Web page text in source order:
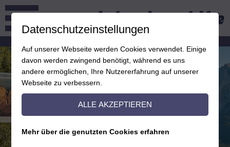
Datenschutzeinstellungen
Auf unserer Webseite werden Cookies verwendet. Einige
davon werden zwingend benötigt, während es uns
andere ermöglichen, Ihre Nutzererfahrung auf unserer
Webseite zu verbessern.
ALLE AKZEPTIEREN
Mehr über die genutzten Cookies erfahren